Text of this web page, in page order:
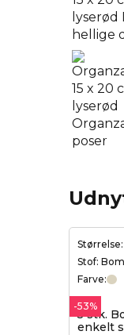
Stof:
Farve:
-53%
5 stk.
enkelt